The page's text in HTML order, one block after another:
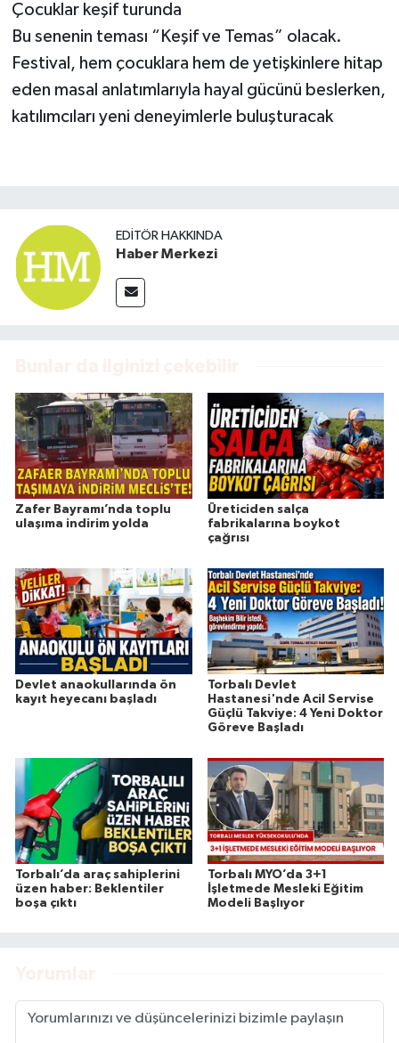
Çocuklar keşif turunda
Bu senenin teması “Keşif ve Temas” olacak.
Festival, hem çocuklara hem de yetişkinlere hitap
eden masal anlatımlarıyla hayal gücünü beslerken,
katılımcıları yeni deneyimlerle buluşturacak
EDITÖR HAKKINDA
Haber Merkezi
Zafer Bayramı’nda toplu
ulaşıma indirim yolda
Üreticiden salça
fabrikalarına boykot
çağrısı
Devlet anaokullarında ön
kayıt heyecanı başladı
Torbalı Devlet
Hastanesi'nde Acil Servise
Güçlü Takviye: 4 Yeni Doktor
Göreve Başladı
Torbalı’da araç sahiplerini
üzen haber: Beklentiler
boşa çıktı
Torbalı MYO’da 3+1
İşletmede Mesleki Eğitim
Modeli Başlıyor